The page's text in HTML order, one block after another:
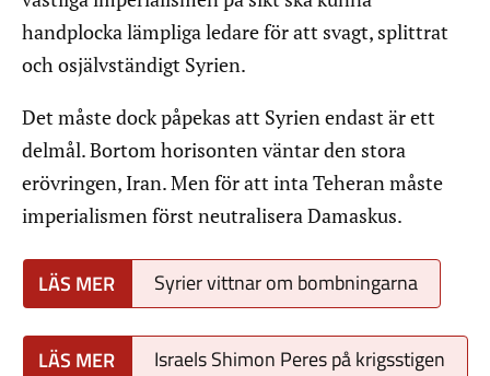
handplocka lämpliga ledare för att svagt, splittrat
och osjälvständigt Syrien.
Det måste dock påpekas att Syrien endast är ett
delmål. Bortom horisonten väntar den stora
erövringen, Iran. Men för att inta Teheran måste
imperialismen först neutralisera Damaskus.
Syrier vittnar om bombningarna
Israels Shimon Peres på krigsstigen